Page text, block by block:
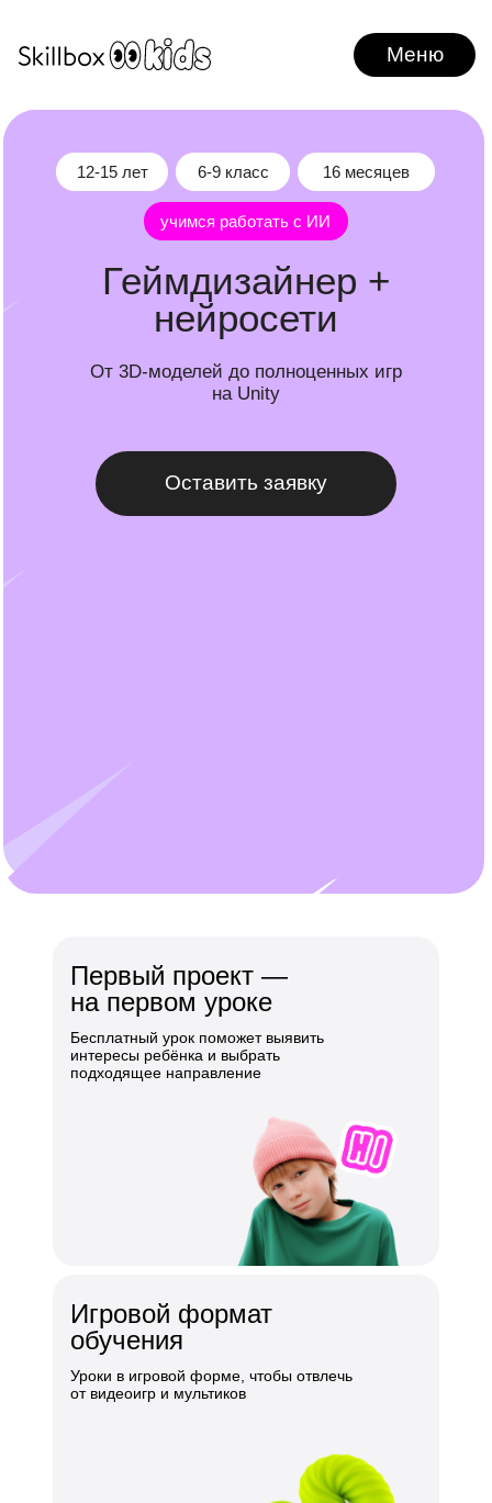
Геймдизайнер +
От 3D-моделей до полноценных игр
на Unity
Оставить заявку
Меню
учимся работать с ИИ
Первый проект —
на первом уроке
Бесплатный урок поможет выявить
интересы ребёнка и выбрать
подходящее направление
Игровой формат
обучения
Уроки в игровой форме, чтобы отвлечь
от видеоигр и мультиков